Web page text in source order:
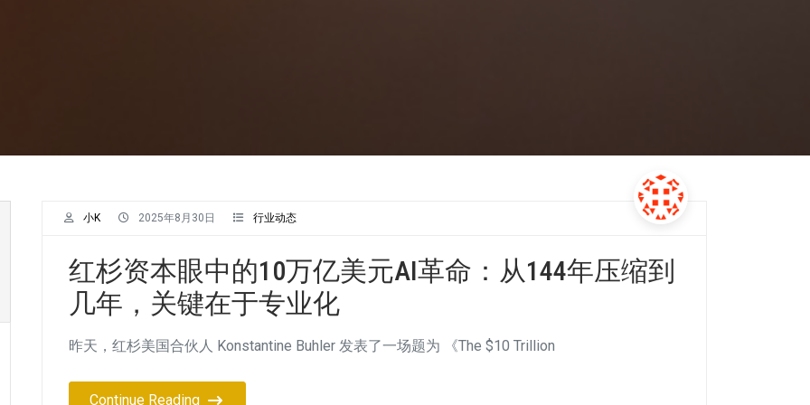
小K 2025年8月30日 行业动态
红杉资本眼中的10万亿美元AI革命：从144年压缩到
几年，关键在于专业化
昨天，红杉美国合伙人 Konstantine Buhler 发表了一场题为 《The $10 Trillion
Continue Reading